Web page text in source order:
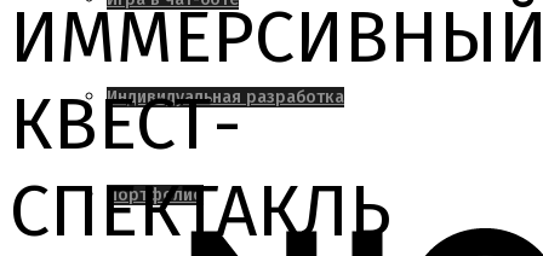
Индивидуальная разработка
Портфолио
КВЕСТ-
СПЕКТАКЛЬ